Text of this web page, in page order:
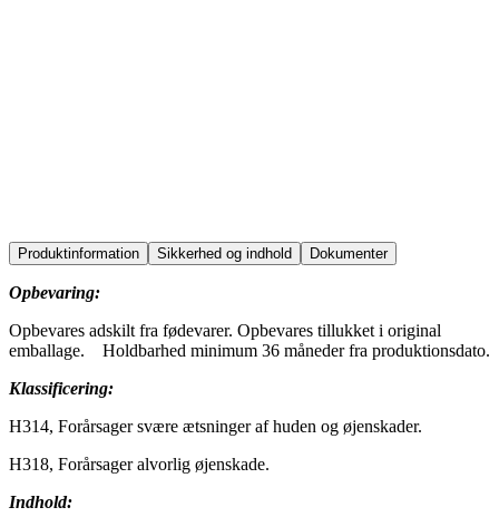
Produktinformation Sikkerhed og indhold Dokumenter
Opbevaring:
Opbevares adskilt fra fødevarer. Opbevares tillukket i original
emballage.
Holdbarhed minimum 36 måneder fra produktionsdato.
Klassificering:
H314, Forårsager svære ætsninger af huden og øjenskader.
H318, Forårsager alvorlig øjenskade.
Indhold: